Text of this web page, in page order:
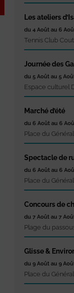
Les ateliers
du 4 Août au 6
Tennis Club
Journée des
du 5 Août au 5
Espace culturel
Marché d’été
du 6 Août au 6
Place du
Spectacle de
du 6 Août au 6
Place du
Concours de
du 7 Août au 7
Plage du
Glisse &
du 9 Août au 9
Place du